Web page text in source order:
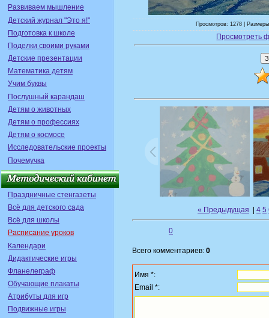
Развиваем мышление
Детский журнал "Это я!"
Подготовка к школе
Поделки своими руками
Детские презентации
Математика детям
Учим буквы
Послушный карандаш
Детям о животных
Детям о профессиях
Детям о космосе
Исследовательские проекты
Почемучка
Праздничные стенгазеты
Всё для детского сада
Всё для школы
Расписание уроков
Календари
Дидактические игры
Фланелеграф
Обучающие плакаты
Атрибуты для игр
Подвижные игры
Просмотров: 1278 |
Просмотреть
« Предыдущая 4 5
0
Всего комментариев: 0
Имя *:
Email *: